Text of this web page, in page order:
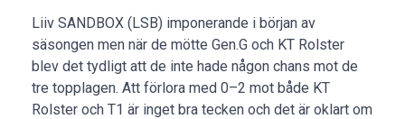
Liiv SANDBOX (LSB) imponerande i början av
säsongen men när de mötte Gen.G och KT Rolster
blev det tydligt att de inte hade någon chans mot de
tre topplagen. Att förlora med 0–2 mot både KT
Rolster och T1 är inget bra tecken och det är oklart om